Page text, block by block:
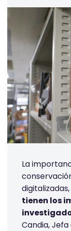
La
tienen los
Candia, Jefa